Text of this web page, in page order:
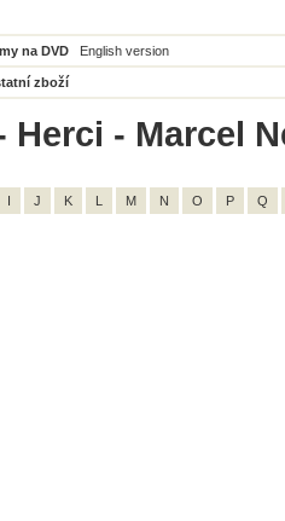
na DVD English version
zboží
Herci - Marcel
I J K L M N O P Q